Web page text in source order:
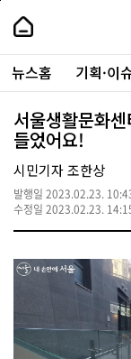
본
로
가
내
손
안
에
서
울
-
서
울
시
대
표
소
통
포
주
요
서
뉴스홈 기획·이
서울생활문화
들었어요!
시민기자 조한상
발행일 2023.02.23.
수정일 2023.02.23.
페
상
단
로